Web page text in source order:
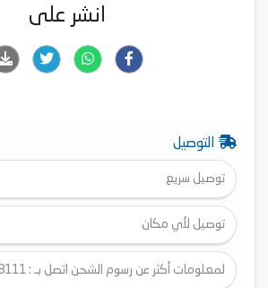
انشر على
التوصيل
توصيل سريع
توصيل لأي مكان
لمعلومات أكثر عن رسوم الشحن اتصل بـ : 01116828111